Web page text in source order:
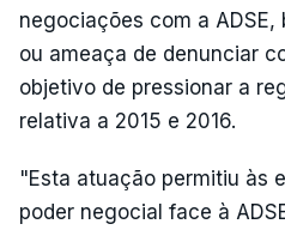
negociações com a
ou ameaça de denunciar
objetivo de pressionar a
relativa a 2015 e 2016.
"Esta atuação permitiu às
poder negocial face à